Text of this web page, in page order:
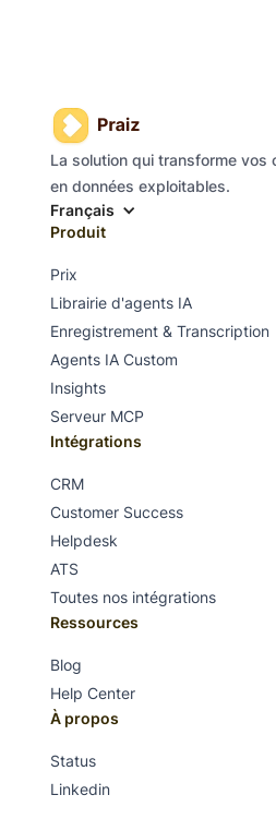
La solution qui transforme vos
en données exploitables.
Français
Produit
Prix
Librairie d'agents IA
Enregistrement & Transcription
Agents IA Custom
Insights
Serveur MCP
Intégrations
CRM
Customer Success
Helpdesk
ATS
Toutes nos intégrations
Ressources
Blog
Help Center
À propos
Status
Linkedin